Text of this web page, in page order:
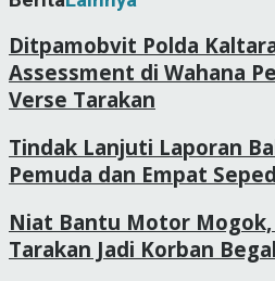
Ditpamobvit Polda
Assessment di Wahana
Verse Tarakan
Tindak Lanjuti Laporan
Pemuda dan Empat
Niat Bantu Motor Mogok,
Tarakan Jadi Korban Begal